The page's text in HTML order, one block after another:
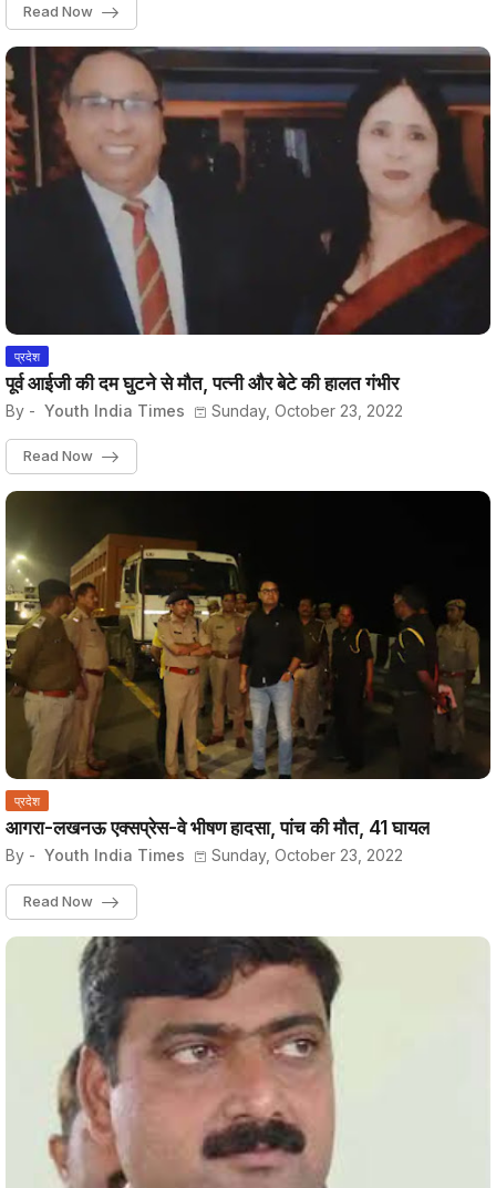
Read Now
प्रदेश
पूर्व आईजी की दम घुटने से मौत, पत्नी और बेटे की हालत गंभीर
By - Youth India Times Sunday, October 23, 2022
Read Now
प्रदेश
आगरा-लखनऊ एक्सप्रेस-वे भीषण हादसा, पांच की मौत, 41 घायल
By - Youth India Times Sunday, October 23, 2022
Read Now